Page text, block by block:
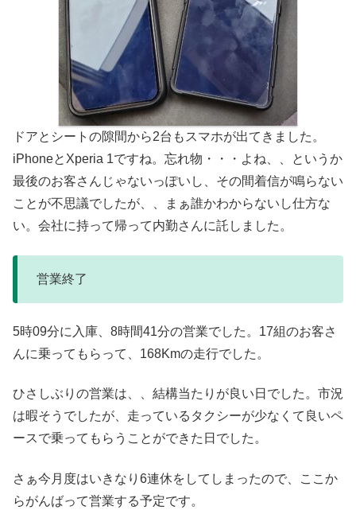
ドアとシートの隙間から2台もスマホが出てきました。
iPhoneとXperia 1ですね。忘れ物・・・よね、、というか
最後のお客さんじゃないっぽいし、その間着信が鳴らない
ことが不思議でしたが、、まぁ誰かわからないし仕方な
い。会社に持って帰って内勤さんに託しました。
営業終了
5時09分に入庫、8時間41分の営業でした。17組のお客さ
んに乗ってもらって、168Kmの走行でした。
ひさしぶりの営業は、、結構当たりが良い日でした。市況
は暇そうでしたが、走っているタクシーが少なくて良いペ
ースで乗ってもらうことができた日でした。
さぁ今月度はいきなり6連休をしてしまったので、ここか
らがんばって営業する予定です。